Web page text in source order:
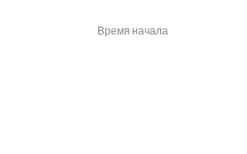
Время начала